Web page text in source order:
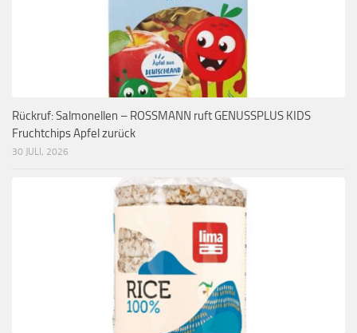
Rückruf: Salmonellen – ROSSMANN ruft GENUSSPLUS KIDS
Fruchtchips Apfel zurück
30 JULI, 2026